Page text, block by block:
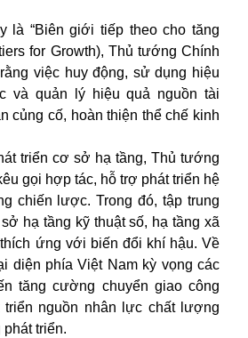
là “Biên giới tiếp theo cho tăng
for Growth), Thủ tướng Chính
việc huy động, sử dụng hiệu
và quản lý hiệu quả nguồn tài
củng cố, hoàn thiện thể chế kinh
triển cơ sở hạ tầng, Thủ tướng
gọi hợp tác, hỗ trợ phát triển hệ
chiến lược. Trong đó, tập trung
hạ tầng kỹ thuật số, hạ tầng xã
ứng với biến đổi khí hậu. Về
diện phía Việt Nam kỳ vọng các
tăng cường chuyển giao công
triển nguồn nhân lực chất lượng
triển.